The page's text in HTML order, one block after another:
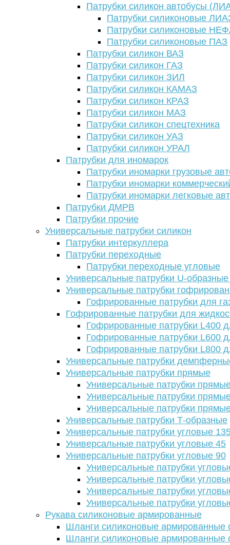
Патрубки силикон автобусы
Патрубки силиконовые
Патрубки силиконовые
Патрубки силиконовые ПАЗ
Патрубки силикон ВАЗ
Патрубки силикон ГАЗ
Патрубки силикон ЗИЛ
Патрубки силикон КАМАЗ
Патрубки силикон КРАЗ
Патрубки силикон МАЗ
Патрубки силикон спецтехника
Патрубки силикон УАЗ
Патрубки силикон УРАЛ
Патрубки для иномарок
Патрубки иномарки грузовые
Патрубки иномарки
Патрубки иномарки легковые
Патрубки ДМРВ
Патрубки прочие
Универсальные патрубки силикон
Патрубки интеркуллера
Патрубки переходные
Патрубки переходные угловые
Универсальные патрубки U-
Универсальные патрубки
Гофрированные патрубки для
Гофрированные патрубки для
Гофрированные патрубки L400
Гофрированные патрубки L600
Гофрированные патрубки L800
Универсальные патрубки
Универсальные патрубки прямые
Универсальные патрубки
Универсальные патрубки
Универсальные патрубки
Универсальные патрубки Т-образные
Универсальные патрубки угловые
Универсальные патрубки угловые 45
Универсальные патрубки угловые 90
Универсальные патрубки
Универсальные патрубки
Универсальные патрубки
Универсальные патрубки
Рукава силиконовые армированные
Шланги силиконовые армированные
Шланги силиконовые армированные